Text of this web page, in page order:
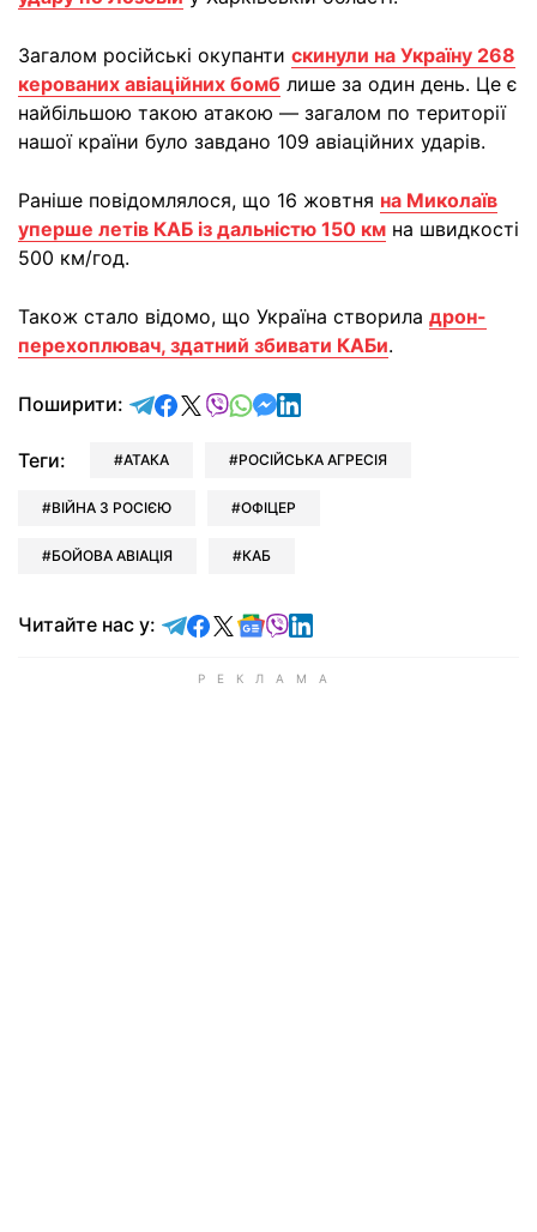
Загалом російські окупанти скинули на Україну 268
керованих авіаційних бомб лише за один день. Це є
найбільшою такою атакою — загалом по території
нашої країни було завдано 109 авіаційних ударів.
Раніше повідомлялося, що 16 жовтня на Миколаїв
уперше летів КАБ із дальністю 150 км на швидкості
500 км/год.
Також стало відомо, що Україна створила дрон-
перехоплювач, здатний збивати КАБи.
Поширити: відправити у Telegram
поділитись у Facebook
поділитись у X
відправити у Viber
відправити у Whatsapp
відправити у Messenger
відправити у LinkedIn
Теги: АТАКА РОСІЙСЬКА АГРЕСІЯ
ВІЙНА З РОСІЄЮ ОФІЦЕР
БОЙОВА АВІАЦІЯ КАБ
Читайте нас у: Читайте у Telegram
Читайте у Facebook
Читайте у X
Читайте у Google news
Читайте у Viber
Читайте у LinkedIn